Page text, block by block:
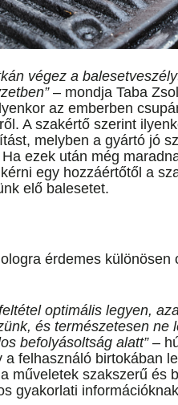
végez a
– mondja Taba
az emberben
A szakértő szerint
melyben a gyártó jó
ezek után még
egy hozzáértőtől a
elő balesetet.
érdemes különösen
optimális legyen,
és természetesen ne
befolyásoltság alatt”–
a felhasználó birtokában
műveletek szakszerű és
gyakorlati